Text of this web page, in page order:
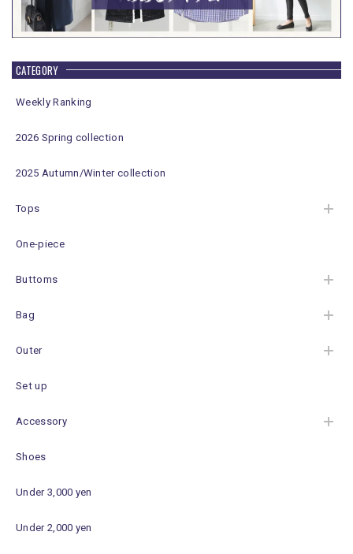
CATEGORY
Weekly Ranking
2026 Spring collection
2025 Autumn/Winter collection
Tops
One-piece
Buttoms
Bag
Outer
Set up
Accessory
Shoes
Under 3,000 yen
Under 2,000 yen